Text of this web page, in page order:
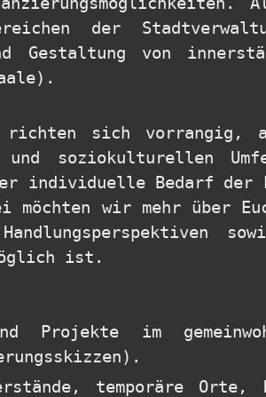
der
Gestaltung von
richten sich
soziokulturellen
individuelle Bedarf der
wir mehr über
ist.
Projekte im
temporäre Orte,